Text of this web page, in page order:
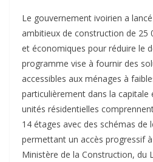
Le gouvernement ivoirien a
ambitieux de construction de 25
et économiques pour réduire le
programme vise à fournir des
accessibles aux ménages à
particulièrement dans la capitale
unités résidentielles
14 étages avec des schémas de
permettant un accès progressif
Ministère de la Construction, du